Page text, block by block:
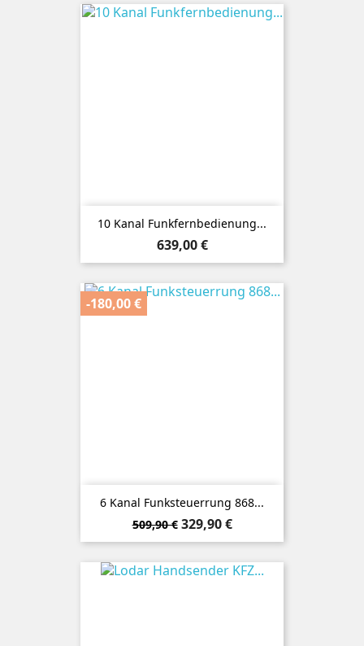
10 Kanal Funkfernbedienung...
Preis
639,00 €
6 Kanal Funksteuerrung 868...
Verkaufspreis
509,90 € Preis
329,90 €
-180,00 €